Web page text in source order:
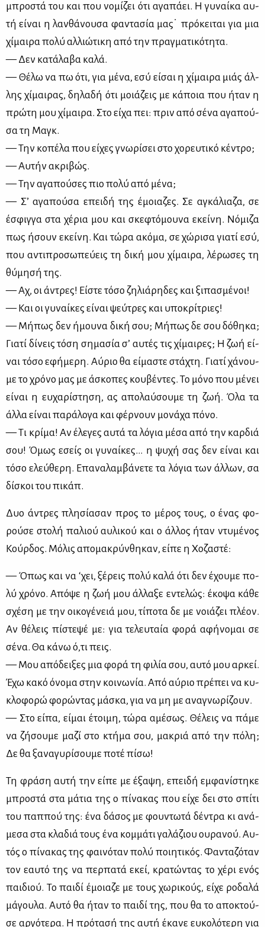
μπρο­στά του και που νο­μί­ζει ότι αγα­πά­ει. Η γυ­ναί­κα αυ­
τή εί­ναι η λαν­θά­νου­σα φα­ντα­σία μας˙ πρό­κει­ται για μια
χί­μαι­ρα πο­λύ αλ­λιώ­τι­κη από την πραγ­μα­τι­κό­τη­τα.
— Δεν κα­τά­λα­βα κα­λά.
— Θέ­λω να πω ότι, για μέ­να, εσύ εί­σαι η χί­μαι­ρα μιάς άλ­
λης χί­μαι­ρας, δη­λα­δή ότι μοιά­ζεις με κά­ποια που ήταν η
πρώ­τη μου χί­μαι­ρα. Στο εί­χα πει: πριν από σέ­να αγα­πού­
σα τη Μαγκ.
— Την κο­πέ­λα που εί­χες γνω­ρί­σει στο χο­ρευ­τι­κό κέ­ντρο;
— Αυ­τήν ακρι­βώς.
— Την αγα­πού­σες πιο πο­λύ από μέ­να;
— Σ’ αγα­πού­σα επει­δή της έμοια­ζες. Σε αγκά­λια­ζα, σε
έσφιγ­γα στα χέ­ρια μου και σκε­φτό­μου­να εκεί­νη. Νό­μι­ζα
πως ήσουν εκεί­νη. Και τώ­ρα ακό­μα, σε χώ­ρι­σα για­τί εσύ,
που αντι­προ­σω­πεύ­εις τη δι­κή μου χί­μαι­ρα, λέ­ρω­σες τη
θύ­μη­σή της.
— Αχ, οι άντρες! Εί­στε τό­σο ζη­λιά­ρη­δες και ξι­πα­σμέ­νοι!
— Και οι γυ­ναί­κες εί­ναι ψεύ­τρες και υπο­κρί­τριες!
— Μή­πως δεν ήμου­να δι­κή σου; Μή­πως δε σου δό­θη­κα;
Για­τί δί­νεις τό­ση ση­μα­σία σ’ αυ­τές τις χί­μαι­ρες; Η ζωή εί­
ναι τό­σο εφή­με­ρη. Αύ­ριο θα εί­μα­στε στά­χτη. Για­τί χά­νου­
με το χρό­νο μας με άσκο­πες κου­βέ­ντες. Το μό­νο που μέ­νει
εί­ναι η ευ­χα­ρί­στη­ση, ας απο­λαύ­σου­με τη ζωή. Όλα τα
άλ­λα εί­ναι πα­ρά­λο­γα και φέρ­νουν μο­νά­χα πό­νο.
— Τι κρί­μα! Αν έλε­γες αυ­τά τα λό­για μέ­σα από την καρ­διά
σου! Όμως εσείς οι γυ­ναί­κες... η ψυ­χή σας δεν εί­ναι και
τό­σο ελεύ­θε­ρη. Επα­να­λαμ­βά­νε­τε τα λό­για των άλ­λων, σα
δί­σκοι του πι­κάπ.
Δυο άντρες πλη­σί­α­σαν προς το μέ­ρος τους, ο ένας φο­
ρού­σε στο­λή πα­λιού αυ­λι­κού και ο άλ­λος ήταν ντυ­μέ­νος
Κούρ­δος. Μό­λις απο­μα­κρύν­θη­καν, εί­πε η Χο­ζα­στέ:
— Όπως και να ‘χει, ξέ­ρεις πο­λύ κα­λά ότι δεν έχου­με πο­
λύ χρό­νο. Από­ψε η ζωή μου άλ­λα­ξε εντε­λώς: έκο­ψα κά­θε
σχέ­ση με την οι­κο­γέ­νειά μου, τί­πο­τα δε με νοιά­ζει πλέ­ον.
Αν θέ­λεις πί­στε­ψέ με: για τε­λευ­ταία φο­ρά αφή­νο­μαι σε
σέ­να. Θα κά­νω ό,τι πεις.
— Μου από­δει­ξες μια φο­ρά τη φι­λία σου, αυ­τό μου αρ­κεί.
Έχω κα­κό όνο­μα στην κοι­νω­νία. Από αύ­ριο πρέ­πει να κυ­
κλο­φο­ρώ φο­ρώ­ντας μά­σκα, για να μη με ανα­γνω­ρί­ζουν.
— Στο εί­πα, εί­μαι έτοι­μη, τώ­ρα αμέ­σως. Θέ­λεις να πά­με
να ζή­σου­με μα­ζί στο κτή­μα σου, μα­κριά από την πό­λη;
Δε θα ξα­να­γυ­ρί­σου­με πο­τέ πί­σω!
Τη φρά­ση αυ­τή την εί­πε με έξα­ψη, επει­δή εμ­φα­νί­στη­κε
μπρο­στά στα μά­τια της ο πί­να­κας που εί­χε δει στο σπί­τι
του παπ­πού της: ένα δά­σος με φου­ντω­τά δέ­ντρα κι ανά­
με­σα στα κλα­διά τους ένα κομ­μά­τι γα­λά­ζιου ου­ρα­νού. Αυ­
τός ο πί­να­κας της φαι­νό­ταν πο­λύ ποι­η­τι­κός. Φα­ντα­ζό­ταν
τον εαυ­τό της να περ­πα­τά εκεί, κρα­τώ­ντας το χέ­ρι ενός
παι­διού. Το παι­δί έμοια­ζε με τους χω­ρι­κούς, εί­χε ρο­δα­λά
μά­γου­λα. Αυ­τό θα ήταν το παι­δί της, που θα το απο­κτού­
σε αρ­γό­τε­ρα. Η πρό­τα­σή της αυ­τή έκα­νε ευ­κο­λό­τε­ρη για